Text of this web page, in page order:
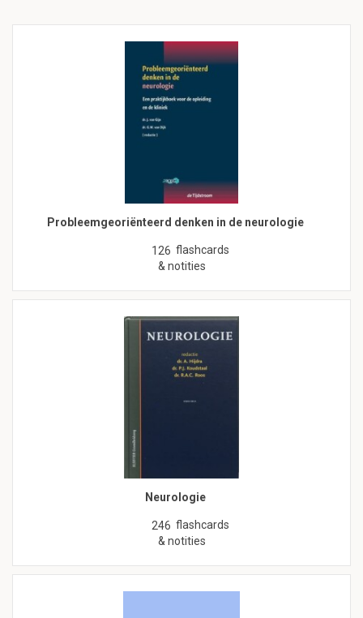
Probleemgeoriënteerd denken in de neurologie
126 flashcards
& notities
Neurologie
246 flashcards
& notities